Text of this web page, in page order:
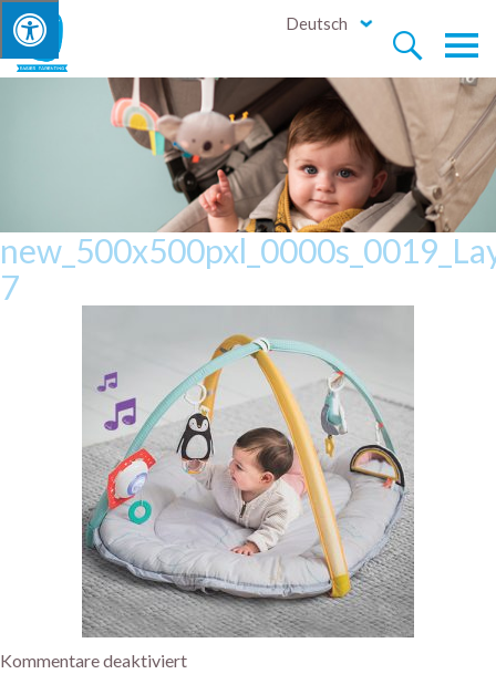


Deutsch
7
Kommentare deaktiviert